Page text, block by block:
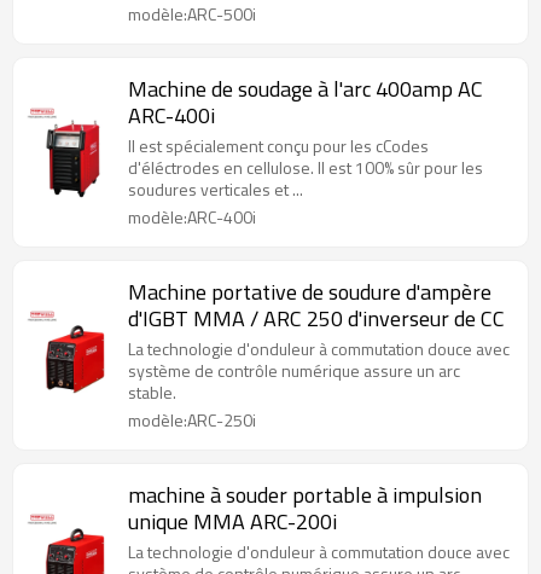
modèle:ARC-500i
Machine de soudage à l'arc 400amp AC
ARC-400i
Il est spécialement conçu pour les cCodes
d'éléctrodes en cellulose. Il est 100% sûr pour les
soudures verticales et ...
modèle:ARC-400i
Machine portative de soudure d'ampère
d'IGBT MMA / ARC 250 d'inverseur de CC
La technologie d'onduleur à commutation douce avec
système de contrôle numérique assure un arc
stable.
modèle:ARC-250i
machine à souder portable à impulsion
unique MMA ARC-200i
La technologie d'onduleur à commutation douce avec